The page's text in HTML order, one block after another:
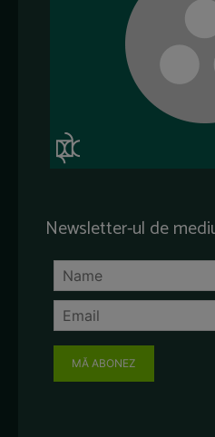
Newsletter-ul de
MĂ ABONEZ